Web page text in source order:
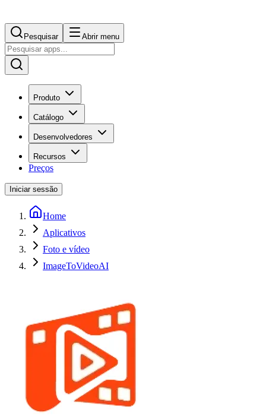
Pesquisar Abrir menu
Produto
Catálogo
Desenvolvedores
Recursos
Preços
Iniciar sessão
Home
Aplicativos
Foto e vídeo
ImageToVideoAI